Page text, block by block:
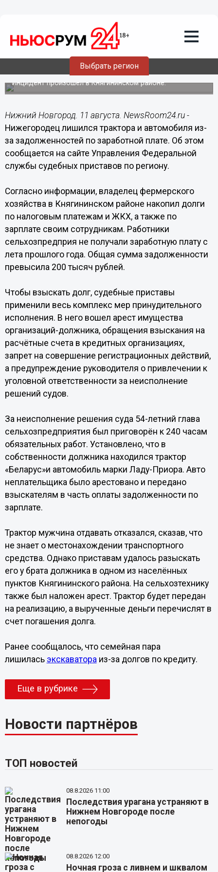
Выбрать регион
11.08.201922:24
Глава сельхозпредприятия лишился
трактора и авто за долги по зарплате
Инцидент произошел в Княгининском районе.
Нижний Новгород. 11 августа. NewsRoom24.ru -
Нижегородец лишился трактора и автомобиля из-
за задолженностей по заработной плате. Об этом
сообщается на сайте Управления Федеральной
службы судебных приставов по региону.
Согласно информации, владелец фермерского
хозяйства в Княгининском районе накопил долги
по налоговым платежам и ЖКХ, а также по
зарплате своим сотрудникам. Работники
сельхозпредприя не получали заработную плату с
лета прошлого года. Общая сумма задолженности
превысила 200 тысяч рублей.
Чтобы взыскать долг, судебные приставы
применили весь комплекс мер принудительного
исполнения. В него вошел арест имущества
организаций-должника, обращения взыскания на
расчётные счета в кредитных организациях,
запрет на совершение регистрационных действий,
а предупреждение руководителя о привлечении к
уголовной ответственности за неисполнение
решений судов.
За неисполнение решения суда 54-летний глава
сельхозпредприятия был приговорён к 240 часам
обязательных работ. Установлено, что в
собственности должника находился трактор
«Беларус»и автомобиль марки Ладу-Приора. Авто
неплательщика было арестовано и передано
взыскателям в часть оплаты задолженности по
зарплате.
Трактор мужчина отдавать отказался, сказав, что
не знает о местонахождении транспортного
средства. Однако приставам удалось разыскать
его у брата должника в одном из населённых
пунктов Княгининского района. На сельхозтехнику
также был наложен арест. Трактор будет передан
на реализацию, а вырученные деньги перечислят в
счет погашения долга.
Ранее сообщалось, что семейная пара
лишилась экскаватораиз-за долгов по кредиту.
Еще в рубрике
Новости партнёров
ТОП новостей
08.8.2026 11:00
Последствия урагана устраняют в
Нижнем Новгороде после
непогоды
08.8.2026 12:00
Ночная гроза с ливнем и шквалом